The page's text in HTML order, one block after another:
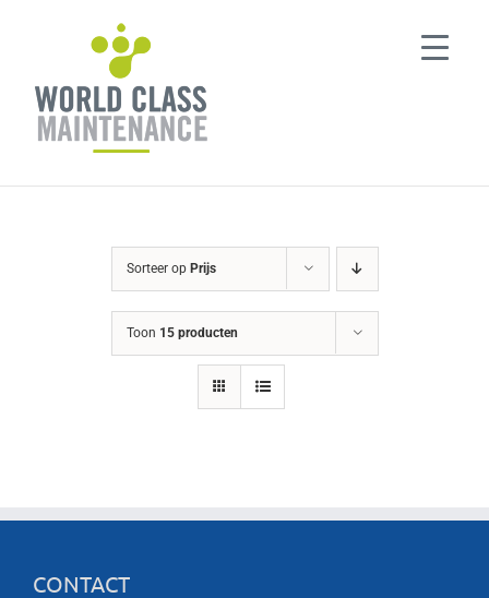
Sorteer op Prijs
Toon 15 producten
CONTACT